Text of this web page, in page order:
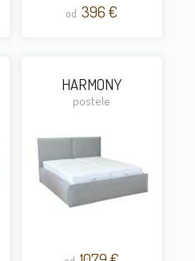
od 396 €
HARMONY
postele